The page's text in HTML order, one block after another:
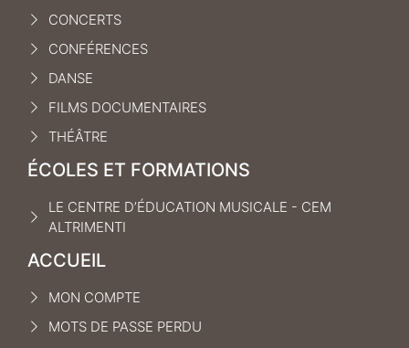
CONCERTS
CONFÉRENCES
DANSE
FILMS DOCUMENTAIRES
THÉÂTRE
ÉCOLES ET FORMATIONS
LE CENTRE D’ÉDUCATION MUSICALE - CEM
ALTRIMENTI
ACCUEIL
MON COMPTE
MOTS DE PASSE PERDU